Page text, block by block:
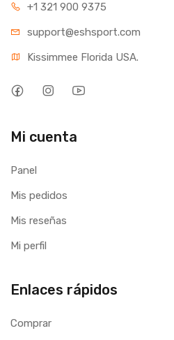
+1 321 900 9375
support@eshsport.com
Kissimmee Florida USA.
Mi cuenta
Panel
Mis pedidos
Mis reseñas
Mi perfil
Enlaces rápidos
Comprar